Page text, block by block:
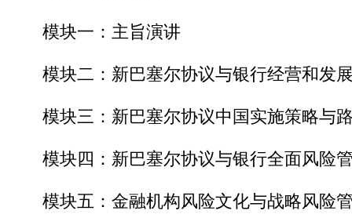
模块一：主旨演讲
模块二：新巴塞尔协议与银行经营和发
模块三：新巴塞尔协议中国实施策略与
模块四：新巴塞尔协议与银行全面风险
模块五：金融机构风险文化与战略风险